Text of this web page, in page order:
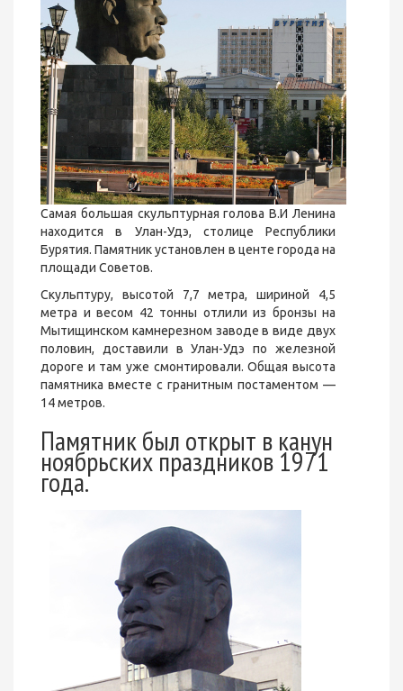
Самая большая скульптурная голова В.И Ленина
находится в Улан-Удэ, столице Республики
Бурятия. Памятник установлен в центе города на
площади Советов.
Скульптуру, высотой 7,7 метра, шириной 4,5
метра и весом 42 тонны отлили из бронзы на
Мытищинском камнерезном заводе в виде двух
половин, доставили в Улан-Удэ по железной
дороге и там уже смонтировали. Общая высота
памятника вместе с гранитным постаментом —
14 метров.
Памятник был открыт в канун
ноябрьских праздников 1971
года.